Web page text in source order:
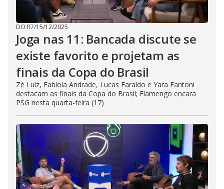
DO R7/15/12/2025
Joga nas 11: Bancada discute se
existe favorito e projetam as
finais da Copa do Brasil
Zé Luiz, Fabíola Andrade, Lucas Faraldo e Yara Fantoni
destacam as finais da Copa do Brasil; Flamengo encara
PSG nesta quarta-feira (17)